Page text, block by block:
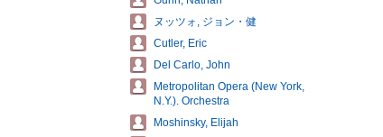
ヌッツォ, ジョン・健
Cutler, Eric
Del Carlo, John
Metropolitan Opera (New York,
N.Y.). Orchestra
Moshinsky, Elijah